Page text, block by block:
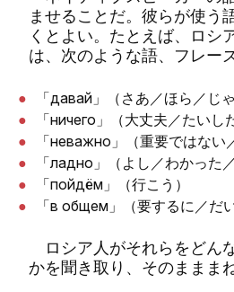
ませることだ。彼らが使う
くとよい。たとえば、ロシ
は、次のような語、フレー
「давай」（さあ／ほら／じ
「ничего」（大丈夫／たいし
「неважно」（重要ではない
「ладно」（よし／わかった
「пойдём」（行こう）
「в общем」（要するに／だ
ロシア人がそれらをどん
かを聞き取り、そのままま